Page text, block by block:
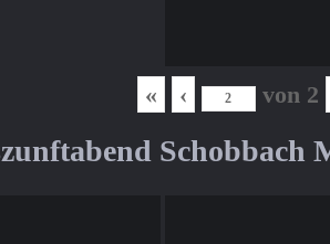
« ‹ von 2
Schobbach